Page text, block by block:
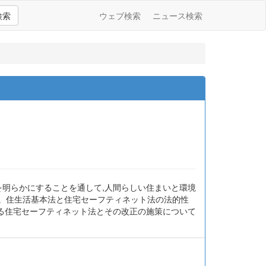
索 ウェブ検索 ニュース検索
らかにすることを通して,人間らしい住まいと環境
生活基本法と住宅セーフティネット法の法的性
宅セーフティネット法とその改正の施策について